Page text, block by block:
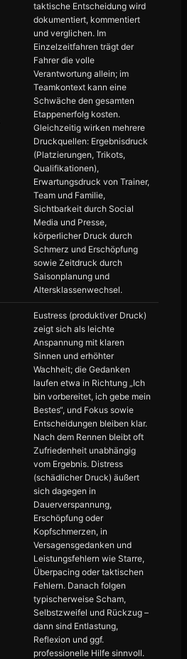
taktische Entscheidung wird
dokumentiert, kommentiert
und verglichen. Im
Einzelzeitfahren trägt der
Fahrer die volle
Verantwortung allein; im
Teamkontext kann eine
Schwäche den gesamten
Etappenerfolg kosten.
Gleichzeitig wirken mehrere
Druckquellen: Ergebnisdruck
(Platzierungen, Trikots,
Qualifikationen),
Erwartungsdruck von Trainer,
Team und Familie,
Sichtbarkeit durch Social
Media und Presse,
körperlicher Druck durch
Schmerz und Erschöpfung
sowie Zeitdruck durch
Saisonplanung und
Altersklassenwechsel.
Eustress (produktiver Druck)
zeigt sich als leichte
Anspannung mit klaren
Sinnen und erhöhter
Wachheit; die Gedanken
laufen etwa in Richtung „Ich
bin vorbereitet, ich gebe mein
Bestes“, und Fokus sowie
Entscheidungen bleiben klar.
Nach dem Rennen bleibt oft
Zufriedenheit unabhängig
vom Ergebnis. Distress
(schädlicher Druck) äußert
sich dagegen in
Dauerverspannung,
Erschöpfung oder
Kopfschmerzen, in
Versagensgedanken und
Leistungsfehlern wie Starre,
Überpacing oder taktischen
Fehlern. Danach folgen
typischerweise Scham,
Selbstzweifel und Rückzug –
dann sind Entlastung,
Reflexion und ggf.
professionelle Hilfe sinnvoll.